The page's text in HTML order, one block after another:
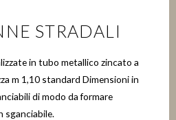
STRADALI
in tubo metallico zincato a
m 1,10 standard Dimensioni in
di modo da formare
sganciabile.